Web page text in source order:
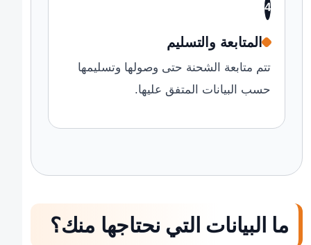
4
المتابعة والتسليم
تتم متابعة الشحنة حتى وصولها وتسليمها
حسب البيانات المتفق عليها.
ما البيانات التي نحتاجها منك؟